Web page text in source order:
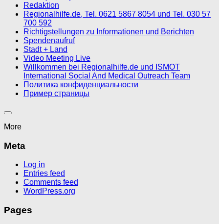
Redaktion
Regionalhilfe.de, Tel. 0621 5867 8054 und Tel. 030 57
700 592
Richtigstellungen zu Informationen und Berichten
Spendenaufruf
Stadt + Land
Video Meeting Live
Willkommen bei Regionalhilfe.de und ISMOT
International Social And Medical Outreach Team
Политика конфиденциальности
Пример страницы
More
Meta
Log in
Entries feed
Comments feed
WordPress.org
Pages